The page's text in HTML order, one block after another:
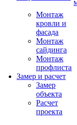
Монтаж
кровли и
фасада
Монтаж
сайдинга
Монтаж
профлиста
Замер и расчет
Замер
объекта
Расчет
проекта